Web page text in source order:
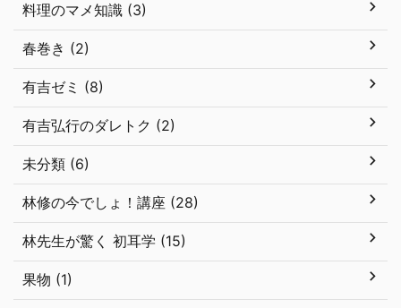
料理のマメ知識 (3)
春巻き (2)
有吉ゼミ (8)
有吉弘行のダレトク (2)
未分類 (6)
林修の今でしょ！講座 (28)
林先生が驚く 初耳学 (15)
果物 (1)